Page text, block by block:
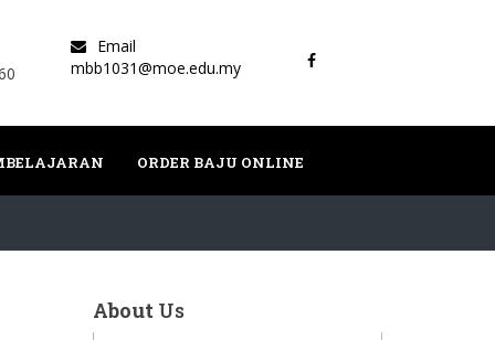
Email
mbb1031@moe.edu.my
ORDER BAJU ONLINE
AboutUs